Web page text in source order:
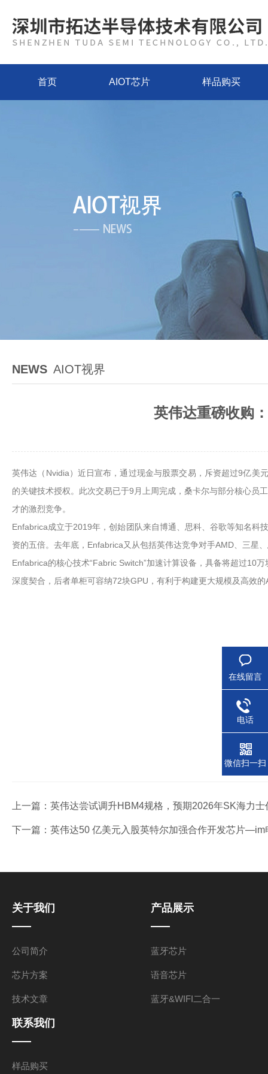
首页 AIOT芯片 样品购买
NEWS AIOT视界
英伟达重磅收购
英伟达（Nvidia）近日宣布，通过现金与股票交易，斥资超过9亿美
的关键技术授权。此次交易已于9月上周完成，桑卡尔与部分核心员
才的激烈竞争。
Enfabrica成立于2019年，创始团队来自博通、思科、谷歌等知名
资的五倍。去年底，Enfabrica又从包括英伟达竞争对手AMD、三星
Enfabrica的核心技术“Fabric Switch”加速计算设备，具备将超过10
深度契合，后者单柜可容纳72块GPU，有利于构建更大规模及高效
上一篇： 英伟达尝试调升HBM4规格，预期2026年SK海力
下一篇： 英伟达50 亿美元入股英特尔加强合作开发芯片—im
关于我们
公司简介
芯片方案
技术文章
产品展示
蓝牙芯片
语音芯片
蓝牙&WIFI二合一
联系我们
样品购买
在线留言
电话
微信扫一扫